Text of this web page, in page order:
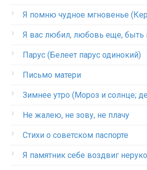
Я помню чудное мгновенье
Я вас любил, любовь еще, быть
Парус (Белеет парус одинокий)
Письмо матери
Зимнее утро (Мороз и солнце;
Не жалею, не зову, не плачу
Стихи о советском паспорте
Я памятник себе воздвиг